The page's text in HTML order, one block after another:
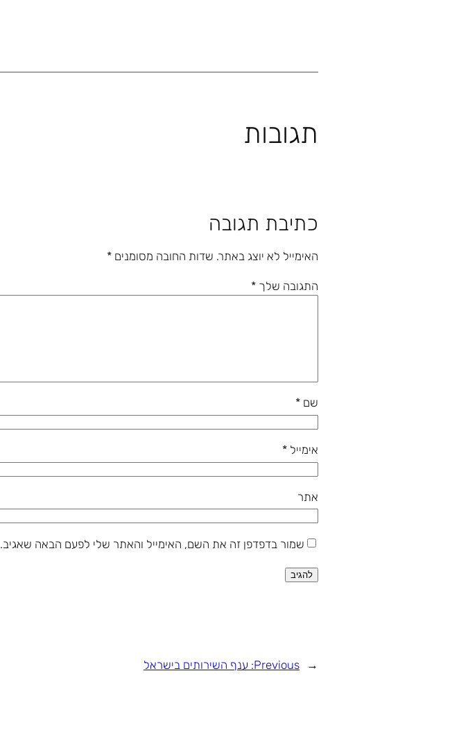
תגובות
כתיבת תגובה
האימייל לא יוצג באתר. שדות החובה מסומנים *
התגובה שלך *
שם *
אימייל *
אתר
שמור בדפדפן זה את השם, האימייל והאתר שלי לפעם הבאה שאגיב.
←
Previous: ענף השירותים בישראל